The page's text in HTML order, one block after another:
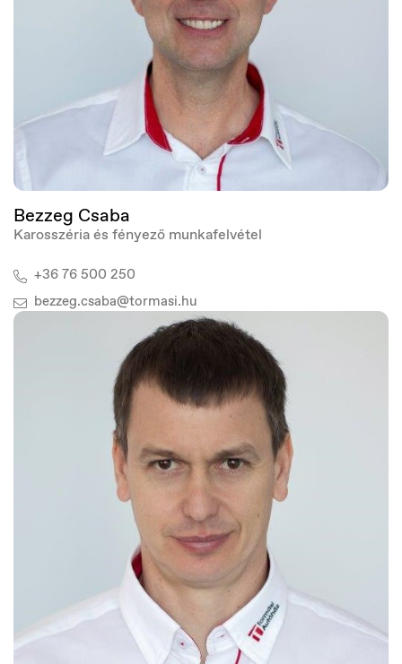
Norge
Bezzeg Csaba
Karosszéria és fényező munkafelvétel
+36 76 500 250
bezzeg.csaba@tormasi.hu